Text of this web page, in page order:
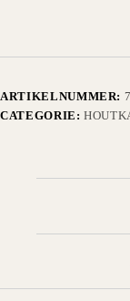
ARTIKELNUMMER:
CATEGORIE: